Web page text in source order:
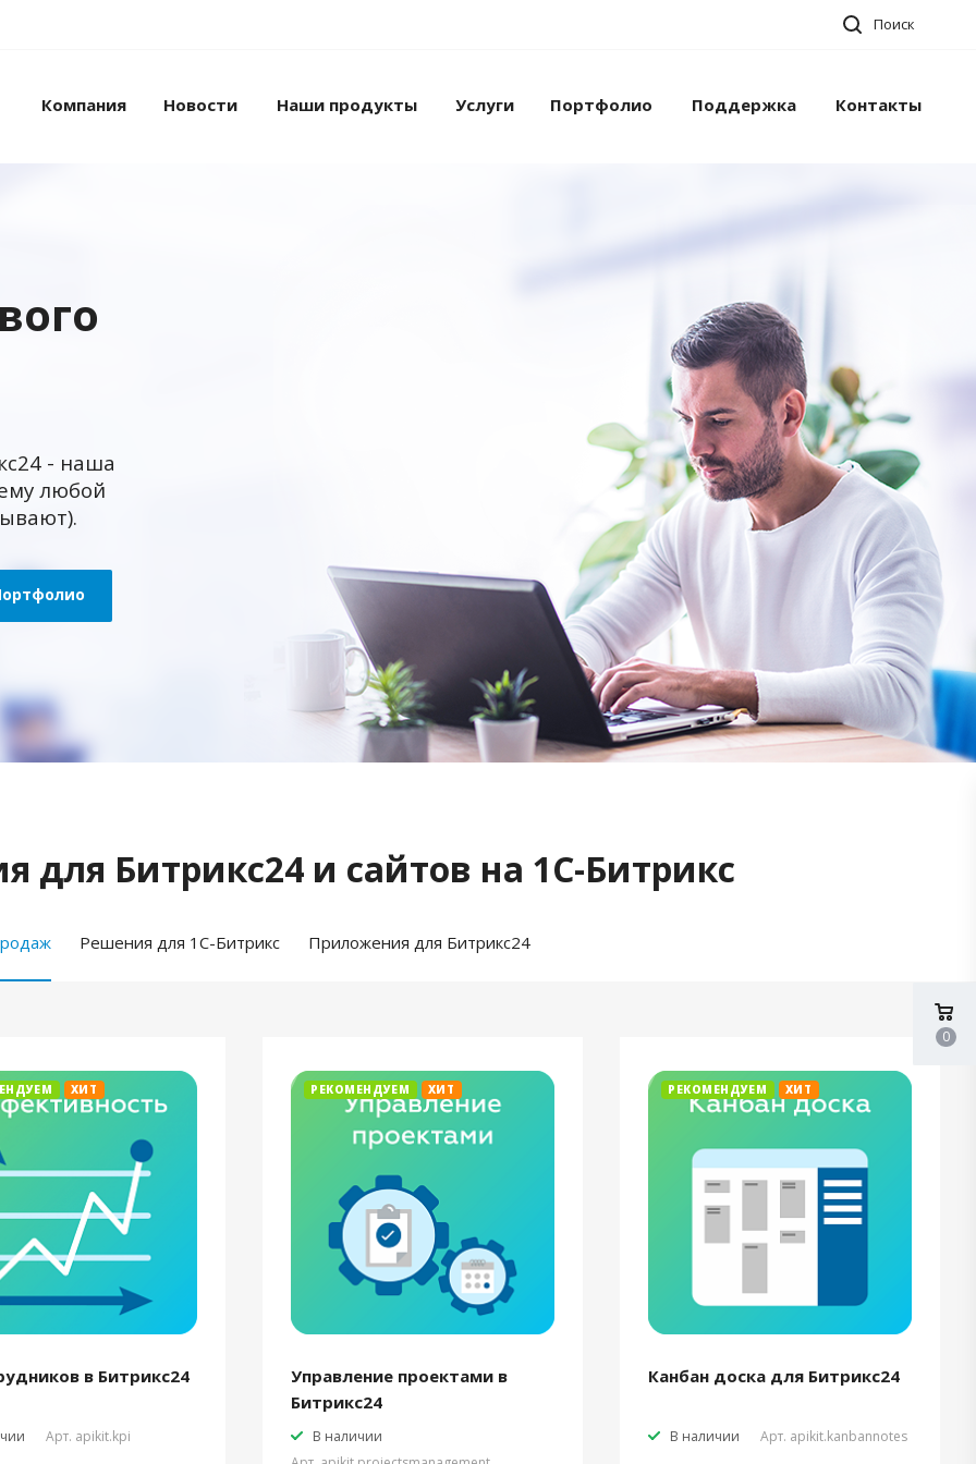
Поиск
Компания Новости Наши продукты Услуги Портфолио Поддержка Контакты
- наша
любой
Битрикс24 и сайтов на 1С-Битрикс
Решения для 1С-Битрикс Приложения для Битрикс24
ХИТ
в Битрикс24
Арт. apikit.kpi
РЕКОМЕНДУЕМ ХИТ
Управление проектами в
Битрикс24
В наличии
РЕКОМЕНДУЕМ ХИТ
Канбан доска для Битрикс24
В наличии Арт. apikit.kanbannotes
0